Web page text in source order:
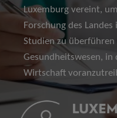
Luxemburg vereint,
Forschung des
Studien zu
Gesundheitswesen, in
Wirtschaft